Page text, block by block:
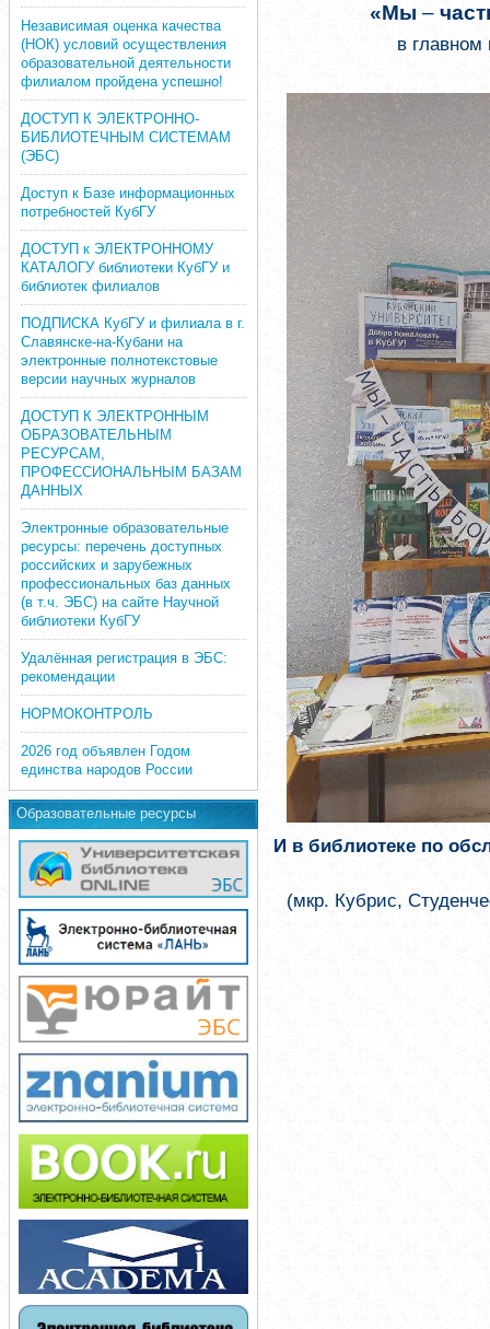
Независимая оценка качества
(НОК) условий осуществления
образовательной деятельности
филиалом пройдена успешно!
ДОСТУП К ЭЛЕКТРОННО-
БИБЛИОТЕЧНЫМ СИСТЕМАМ
(ЭБС)
Доступ к Базе информационных
потребностей КубГУ
ДОСТУП к ЭЛЕКТРОННОМУ
КАТАЛОГУ библиотеки КубГУ и
библиотек филиалов
ПОДПИСКА КубГУ и филиала в г.
Славянске-на-Кубани на
электронные полнотекстовые
версии научных журналов
ДОСТУП К ЭЛЕКТРОННЫМ
ОБРАЗОВАТЕЛЬНЫМ
РЕСУРСАМ,
ПРОФЕССИОНАЛЬНЫМ БАЗАМ
ДАННЫХ
Электронные образовательные
ресурсы: перечень доступных
российских и зарубежных
профессиональных баз данных
(в т.ч. ЭБС) на сайте Научной
библиотеки КубГУ
Удалённая регистрация в ЭБС:
рекомендации
НОРМОКОНТРОЛЬ
2026 год объявлен Годом
единства народов России
Образовательные ресурсы
«Мы –
в главном
И в библиотеке по
(мкр. Кубрис,